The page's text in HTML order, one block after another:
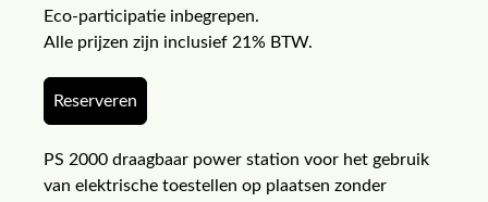
Eco-participatie inbegrepen.
Alle prijzen zijn inclusief 21% BTW.
Reserveren
PS 2000 draagbaar power station voor het gebruik
van elektrische toestellen op plaatsen zonder